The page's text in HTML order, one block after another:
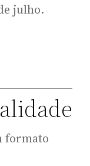
julho.
formato